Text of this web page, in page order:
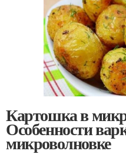
Картошка в
Особенности
микроволновке